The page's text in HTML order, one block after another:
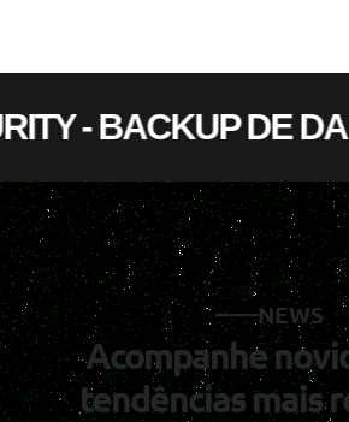
- BACKUP
NEWS
Acompanhe
tendências mais